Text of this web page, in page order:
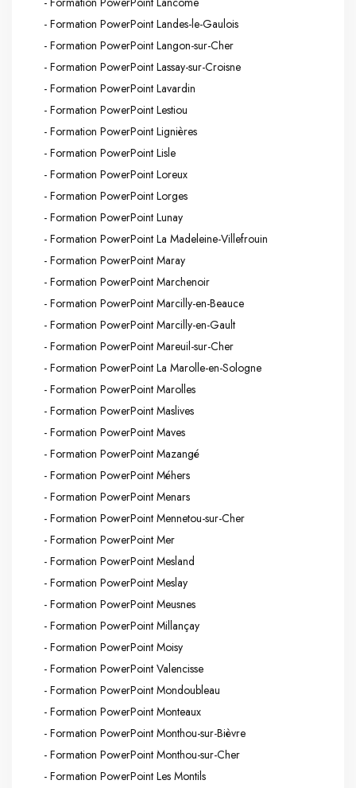
- Formation PowerPoint Landes-le-Gaulois
- Formation PowerPoint Langon-sur-Cher
- Formation PowerPoint Lassay-sur-Croisne
- Formation PowerPoint Lavardin
- Formation PowerPoint Lestiou
- Formation PowerPoint Lignières
- Formation PowerPoint Lisle
- Formation PowerPoint Loreux
- Formation PowerPoint Lorges
- Formation PowerPoint Lunay
- Formation PowerPoint La Madeleine-Villefrouin
- Formation PowerPoint Maray
- Formation PowerPoint Marchenoir
- Formation PowerPoint Marcilly-en-Beauce
- Formation PowerPoint Marcilly-en-Gault
- Formation PowerPoint Mareuil-sur-Cher
- Formation PowerPoint La Marolle-en-Sologne
- Formation PowerPoint Marolles
- Formation PowerPoint Maslives
- Formation PowerPoint Maves
- Formation PowerPoint Mazangé
- Formation PowerPoint Méhers
- Formation PowerPoint Menars
- Formation PowerPoint Mennetou-sur-Cher
- Formation PowerPoint Mer
- Formation PowerPoint Mesland
- Formation PowerPoint Meslay
- Formation PowerPoint Meusnes
- Formation PowerPoint Millançay
- Formation PowerPoint Moisy
- Formation PowerPoint Valencisse
- Formation PowerPoint Mondoubleau
- Formation PowerPoint Monteaux
- Formation PowerPoint Monthou-sur-Bièvre
- Formation PowerPoint Monthou-sur-Cher
- Formation PowerPoint Les Montils